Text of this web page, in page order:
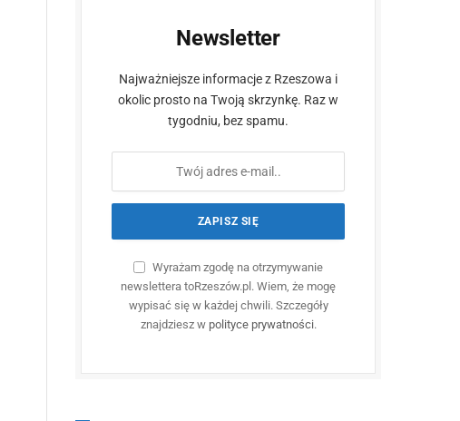
Newsletter
Najważniejsze informacje z Rzeszowa i
okolic prosto na Twoją skrzynkę. Raz w
tygodniu, bez spamu.
Wyrażam zgodę na otrzymywanie
newslettera toRzeszów.pl. Wiem, że mogę
wypisać się w każdej chwili. Szczegóły
znajdziesz w polityce prywatności.